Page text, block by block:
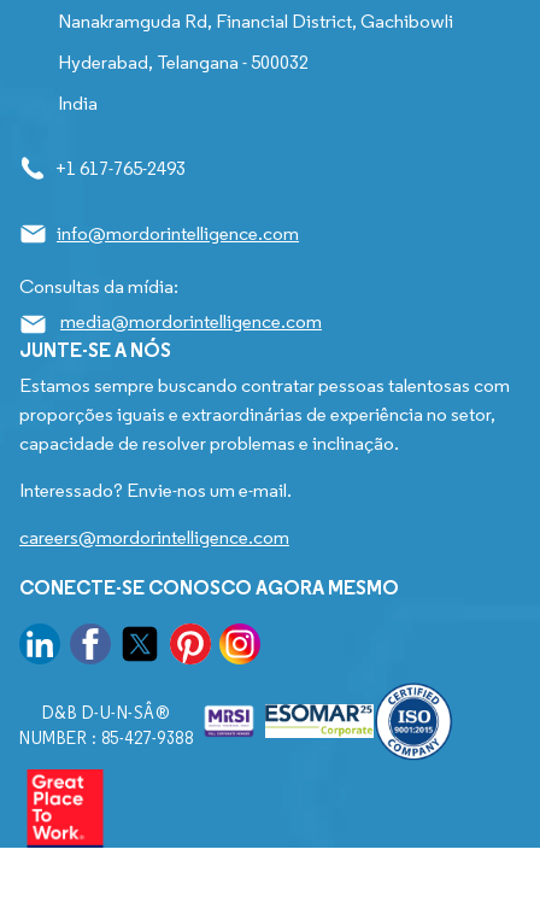
Nanakramguda Rd, Financial District, Gachibowli
Hyderabad, Telangana - 500032
India
+1 617-765-2493
info@mordorintelligence.com
Consultas da mídia:
media@mordorintelligence.com
JUNTE-SE A NÓS
Estamos sempre buscando contratar pessoas talentosas com
proporções iguais e extraordinárias de experiência no setor,
capacidade de resolver problemas e inclinação.
Interessado? Envie-nos um e-mail.
careers@mordorintelligence.com
CONECTE-SE CONOSCO AGORA MESMO
D&B D-U-N-SÂ®
NUMBER : 85-427-9388